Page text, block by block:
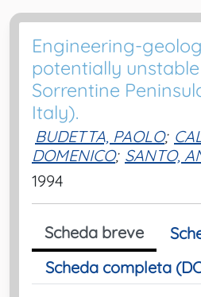
Engineering-
potentially
Sorrentine
Italy).
BUDETTA, PAOLO;
DOMENICO; SANTO,
1994
Scheda breve
Scheda completa